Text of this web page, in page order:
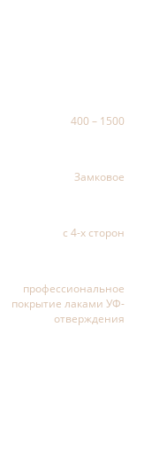
400 – 1500
Замковое
с 4-х сторон
профессиональное
покрытие лаками УФ-
отверждения